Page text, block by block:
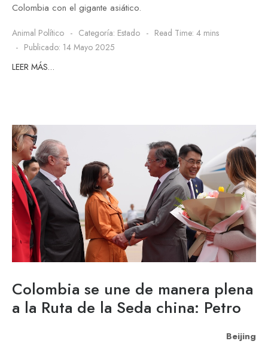
Colombia con el gigante asiático.
Animal Político Categoría: Estado
Read Time: 4 mins
Publicado: 14 Mayo 2025
LEER MÁS…
Colombia se une de manera plena
a la Ruta de la Seda china: Petro
Beijing